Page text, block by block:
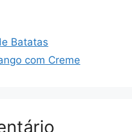
Batatas
com Creme